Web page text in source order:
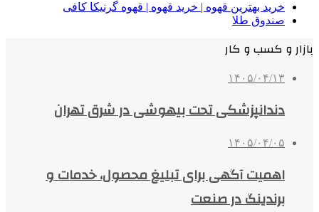
خرید بهترین قهوه | خرید قهوه | قهوه گرنیکا کافی
صندوق طلا
بازار و کسب و کار
۱۴۰۵/۰۴/۱۳
دندانپزشکی تحت بیهوشی در شرق تهران
۱۴۰۵/۰۴/۰۵
اهمیت آگهی برای تبلیغ محصول، خدمات و
برندینگ در صنعت